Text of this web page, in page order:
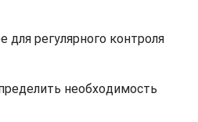
для регулярного контроля
необходимость